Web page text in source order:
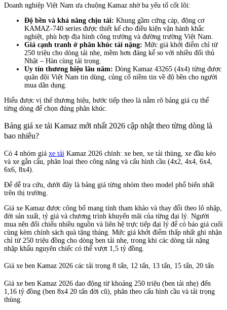
Doanh nghiệp Việt Nam ưa chuộng Kamaz nhờ ba yếu tố cốt lõi:
Độ bền và khả năng chịu tải: Khung gầm cứng cáp, động cơ
KAMAZ-740 series được thiết kế cho điều kiện vận hành khắc
nghiệt, phù hợp địa hình công trường và đường trường Việt Nam.
Giá cạnh tranh ở phân khúc tải nặng: Mức giá khởi điểm chỉ từ
250 triệu cho dòng tải nhẹ, mềm hơn đáng kể so với nhiều đối thủ
Nhật – Hàn cùng tải trọng.
Uy tín thương hiệu lâu năm: Dòng Kamaz 43265 (4x4) từng được
quân đội Việt Nam tin dùng, củng cố niềm tin về độ bền cho người
mua dân dụng.
Hiểu được vị thế thương hiệu, bước tiếp theo là nắm rõ bảng giá cụ thể
từng dòng để chọn đúng phân khúc.
Bảng giá xe tải Kamaz mới nhất 2026 cập nhật theo từng dòng là
bao nhiêu?
Có 4 nhóm giá xe tải Kamaz 2026 chính: xe ben, xe tải thùng, xe đầu kéo
và xe gắn cẩu, phân loại theo công năng và cấu hình cầu (4x2, 4x4, 6x4,
6x6, 8x4).
Để dễ tra cứu, dưới đây là bảng giá từng nhóm theo model phổ biến nhất
trên thị trường.
Giá xe Kamaz được công bố mang tính tham khảo và thay đổi theo lô nhập,
đời sản xuất, tỷ giá và chương trình khuyến mãi của từng đại lý. Người
mua nên đối chiếu nhiều nguồn và liên hệ trực tiếp đại lý để có báo giá cuối
cùng kèm chính sách quà tặng tháng. Mức giá khởi điểm thấp nhất ghi nhận
chỉ từ 250 triệu đồng cho dòng ben tải nhẹ, trong khi các dòng tải nặng
nhập khẩu nguyên chiếc có thể vượt 1,5 tỷ đồng.
Giá xe ben Kamaz 2026 các tải trọng 8 tấn, 12 tấn, 13 tấn, 15 tấn, 20 tấn
Giá xe ben Kamaz 2026 dao động từ khoảng 250 triệu (ben tải nhẹ) đến
1,16 tỷ đồng (ben 8x4 20 tấn đời cũ), phân theo cấu hình cầu và tải trọng
thùng.